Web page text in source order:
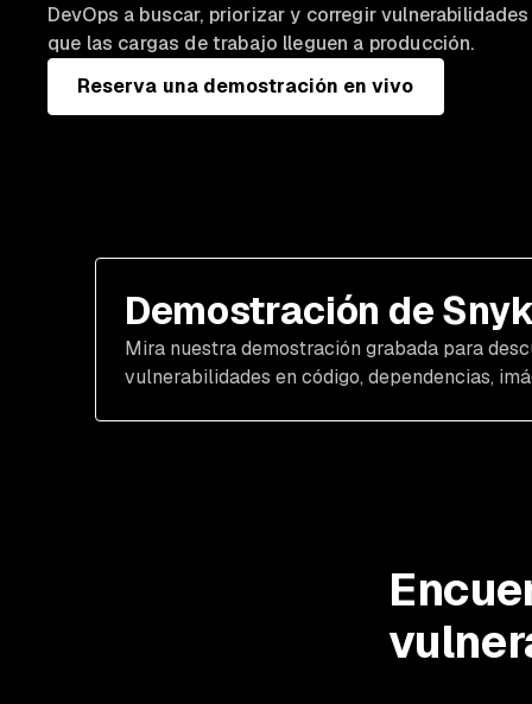
DevOps a buscar, priorizar y corregir
que las cargas de trabajo lleguen a producción.
Reserva una demostración en vivo
Demostración de
Mira nuestra demostración grabada para
vulnerabilidades en código, dependencias,